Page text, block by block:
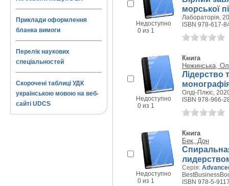
Приклади оформлення
бланка вимоги
Перелік наукових
спеціальностей
Скорочені таблиці УДК
українською мовою на веб-
сайті UDCS
Недоступно
0 из 1
морської
Лабораторія,
ISBN 978-617-
Недоступно
0 из 1
Книга
Нежинська,
Лідерство
Олді-Плюс,
ISBN 978-966-
Недоступно
0 из 1
Книга
Бек, Дон
Серія:
ISBN 978-5-